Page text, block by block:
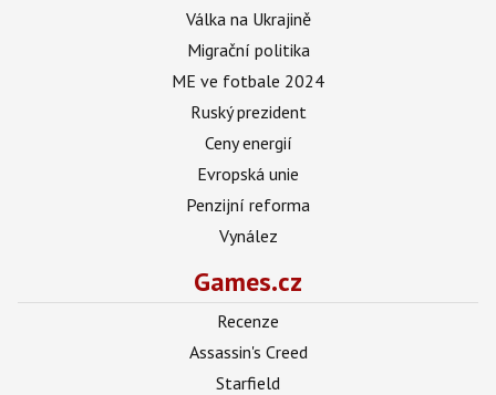
Válka na Ukrajině
Migrační politika
ME ve fotbale 2024
Ruský prezident
Ceny energií
Evropská unie
Penzijní reforma
Vynález
Games.cz
Recenze
Assassin's Creed
Starfield